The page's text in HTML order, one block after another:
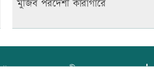
মুজিব পরদেশী কারাগারে